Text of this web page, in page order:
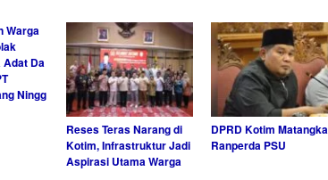
Warga
Da
Ningg
Reses Teras Narang di
Kotim, Infrastruktur Jadi
Aspirasi Utama Warga
DPRD Kotim
Ranperda PSU